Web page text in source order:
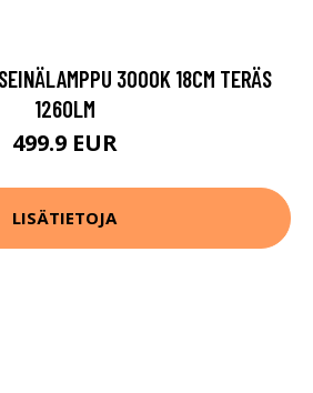
3000K 18CM TERÄS
1260LM
499.9 EUR
LISÄTIETOJA